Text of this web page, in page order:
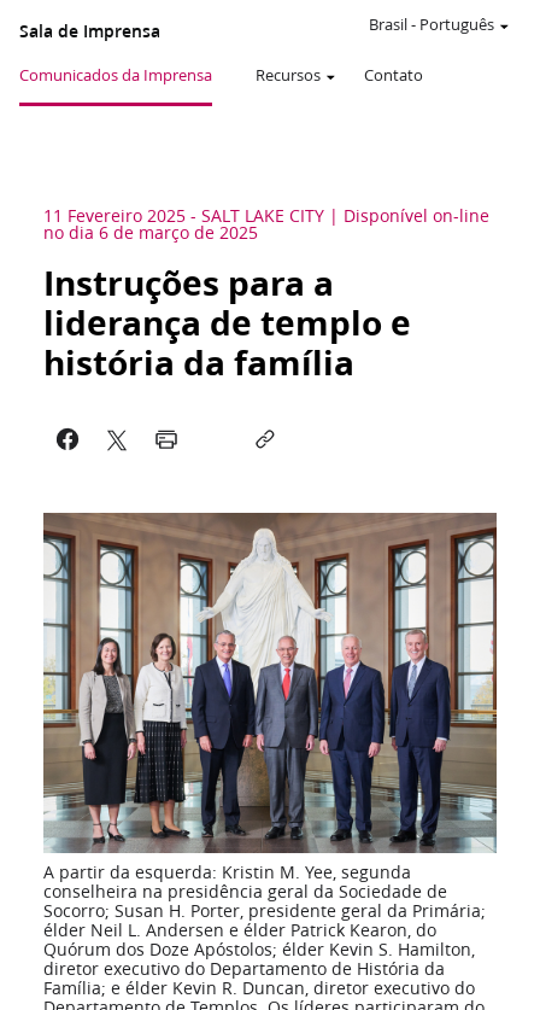
Sala de Imprensa
Comunicados da Imprensa Recursos Contato
Brasil- Português
11 Fevereiro 2025 - SALT LAKE CITY Disponível on-line
no dia 6 de março de 2025
Instruções para a
liderança de templo e
história da família
A partir da esquerda: Kristin M. Yee, segunda
conselheira na presidência geral da Sociedade de
Socorro; Susan H. Porter, presidente geral da Primária;
élder Neil L. Andersen e élder Patrick Kearon, do
Quórum dos Doze Apóstolos; élder Kevin S. Hamilton,
diretor executivo do Departamento de História da
Família; e élder Kevin R. Duncan, diretor executivo do